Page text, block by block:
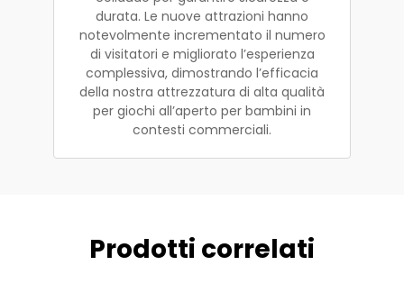
durata. Le nuove attrazioni hanno
notevolmente incrementato il numero
di visitatori e migliorato l’esperienza
complessiva, dimostrando l’efficacia
della nostra attrezzatura di alta qualità
per giochi all’aperto per bambini in
contesti commerciali.
Prodotti correlati